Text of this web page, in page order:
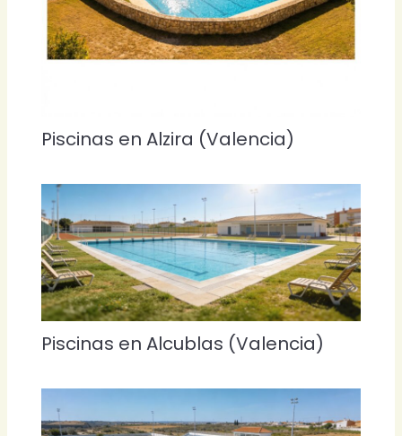
Piscinas en Alzira (Valencia)
Piscinas en Alcublas (Valencia)